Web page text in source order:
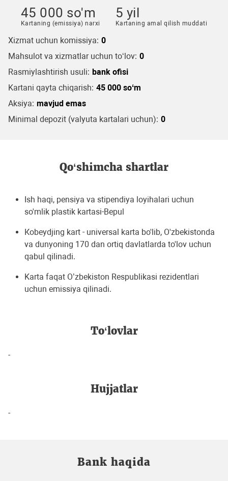
45 000 so'm
Kartaning (emissiya) narxi
5 yil
Kartaning amal qilish muddati
Xizmat uchun komissiya: 0
Mahsulot va xizmatlar uchun to‘lov: 0
Rasmiylashtirish usuli: bank ofisi
Kartani qayta chiqarish: 45 000 soʻm
Aksiya: mavjud emas
Minimal depozit (valyuta kartalari uchun): 0
Qo‘shimcha shartlar
Ish haqi, pensiya va stipendiya loyihalari uchun
so'mlik plastik kartasi-Bepul
Кobeydjing kart - universal karta bo'lib, O'zbekistonda
va dunyoning 170 dan ortiq davlatlarda to'lov uchun
qabul qilinadi.
Karta faqat O’zbekiston Respublikasi rezidentlari
uchun emissiya qilinadi.
To‘lovlar
-
Hujjatlar
-
Bank haqida